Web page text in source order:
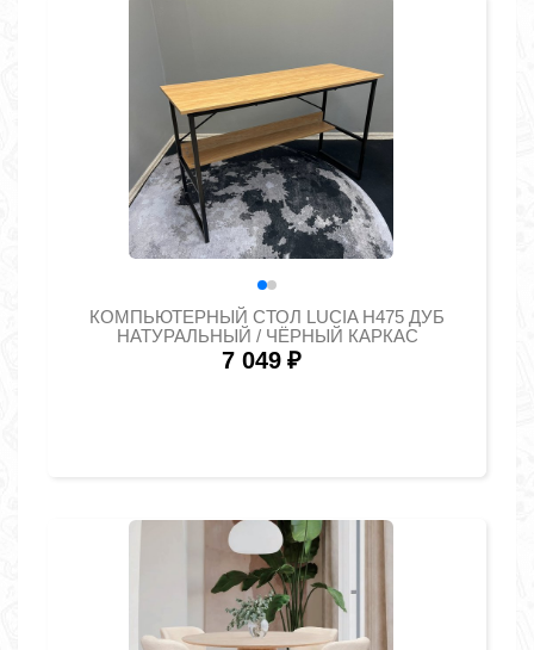
КОМПЬЮТЕРНЫЙ СТОЛ LUCIA H475 ДУБ
НАТУРАЛЬНЫЙ / ЧЁРНЫЙ КАРКАС
7 049 ₽